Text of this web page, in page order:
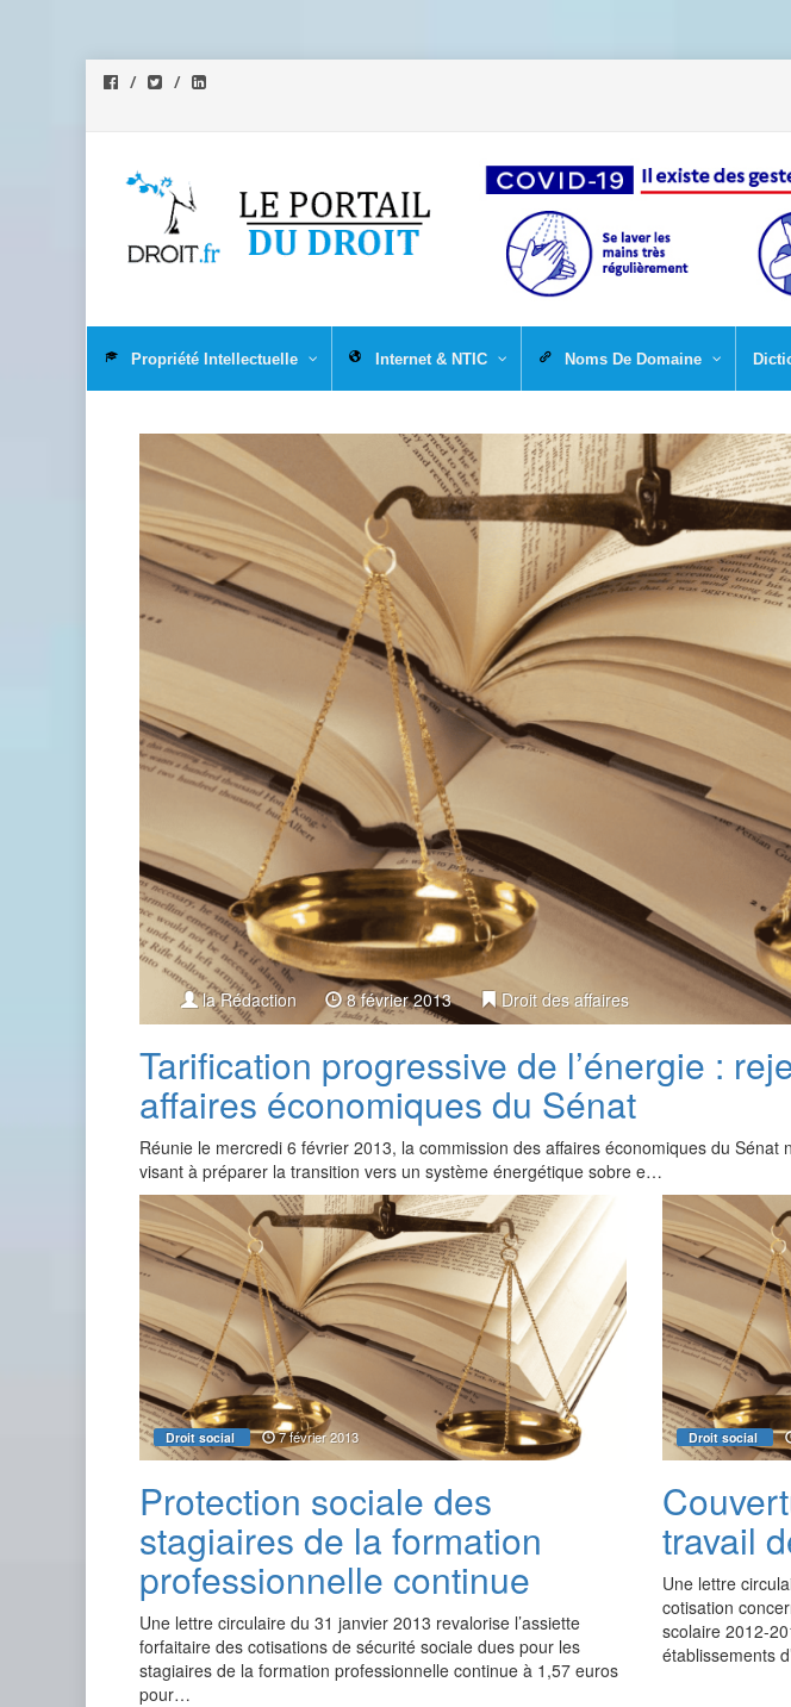
contenu
Propriété Intellectuelle Internet & NTIC Noms De Domaine
la Rédaction 8 février 2013 Droit des affaires
Tarification progressive de l’énergie :
affaires économiques du Sénat
Réunie le mercredi 6 février 2013, la commission des affaires économiques du Sénat
visant à préparer la transition vers un système énergétique sobre e…
Droit social 7 février 2013
Protection sociale des
stagiaires de la formation
professionnelle continue
Une lettre circulaire du 31 janvier 2013 revalorise l’assiette
forfaitaire des cotisations de sécurité sociale dues pour les
stagiaires de la formation professionnelle continue à 1,57 euros
pour…
Droit social
travail
Une lettre
cotisation
scolaire 2012-
établissements